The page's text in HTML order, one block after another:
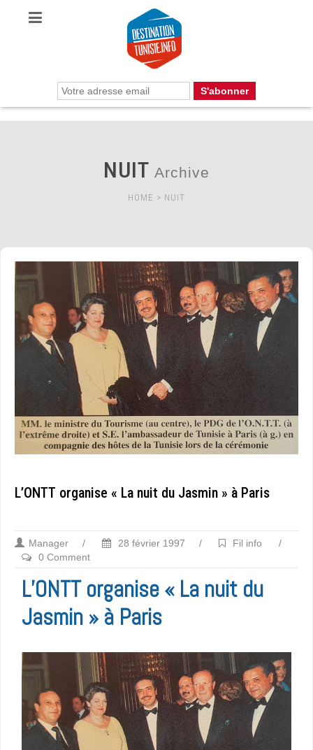
NUIT Archive
HOME > NUIT
L’ONTT organise « La nuit du Jasmin » à Paris
Manager / 28 février 1997 / Fil info
/
0 Comment
L’ONTT organise « La nuit du
Jasmin » à Paris